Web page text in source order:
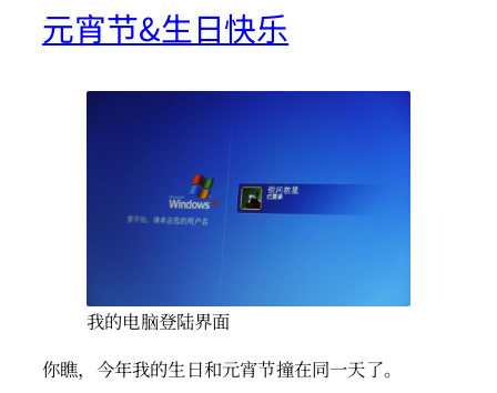
元宵节&生日快乐
我的电脑登陆界面
你瞧，今年我的生日和元宵节撞在同一天了。